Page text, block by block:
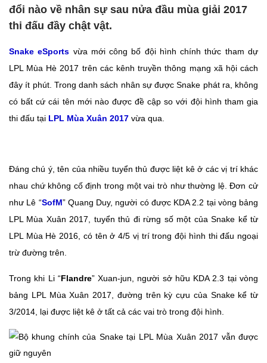
đổi nào về nhân sự sau nửa đầu mùa giải 2017
thi đấu đầy chật vật.
Snake eSports vừa mới công bố đội hình chính thức tham dự
LPL Mùa Hè 2017 trên các kênh truyền thông mạng xã hội cách
đây ít phút. Trong danh sách nhân sự được Snake phát ra, không
có bất cứ cái tên mới nào được đề cập so với đội hình tham gia
thi đấu tại LPL Mùa Xuân 2017 vừa qua.
Đáng chú ý, tên của nhiều tuyển thủ được liệt kê ở các vị trí khác
nhau chứ không cố định trong một vai trò như thường lệ. Đơn cử
như Lê “SofM” Quang Duy, người có được KDA 2.2 tại vòng bảng
LPL Mùa Xuân 2017, tuyển thủ đi rừng số một của Snake kể từ
LPL Mùa Hè 2016, có tên ở 4/5 vị trí trong đội hình thi đấu ngoại
trừ đường trên.
Trong khi Li “Flandre” Xuan-jun, người sở hữu KDA 2.3 tại vòng
bảng LPL Mùa Xuân 2017, đường trên kỳ cựu của Snake kể từ
3/2014, lại được liệt kê ở tất cả các vai trò trong đội hình.